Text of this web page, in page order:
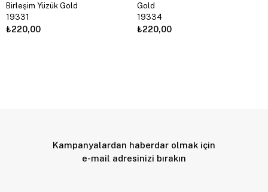
Birleşim Yüzük Gold
19331
₺220,00
Gold
19334
₺220,00
Kampanyalardan haberdar olmak için
e-mail adresinizi bırakın